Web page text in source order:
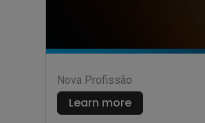
Nova Profissão
Learn more